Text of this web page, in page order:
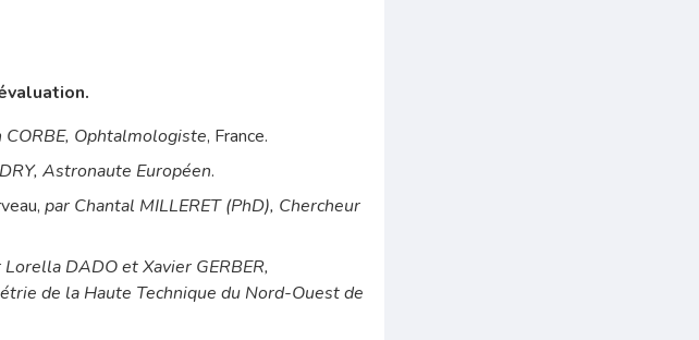
Ophtalmologiste, France.
Astronaute Européen.
par Chantal MILLERET (PhD), Chercheur
Lorella DADO et Xavier GERBER,
de la Haute Technique du Nord-Ouest de